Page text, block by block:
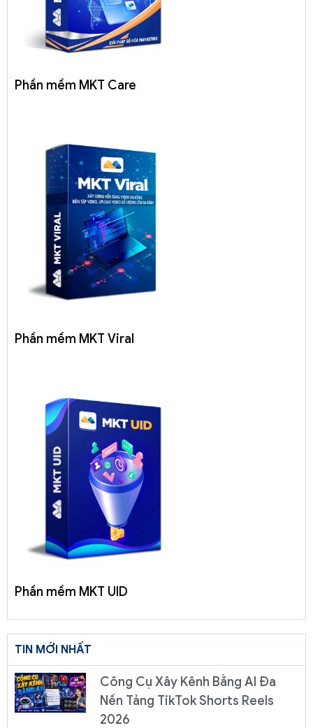
Phần mềm MKT Care
Phần mềm MKT Viral
Phần mềm MKT UID
TIN MỚI NHẤT
Công Cụ Xây Kênh Bằng AI Đa
Nền Tảng TikTok Shorts Reels
2026